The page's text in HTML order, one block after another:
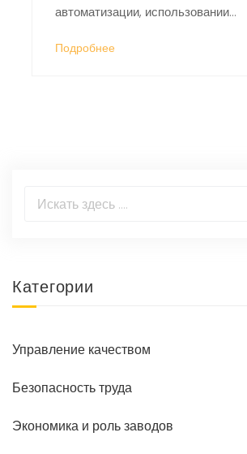
автоматизации, использовании
вещей позволяют добиться новых
Подробнее
Категории
Управление качеством
Безопасность труда
Экономика и роль заводов